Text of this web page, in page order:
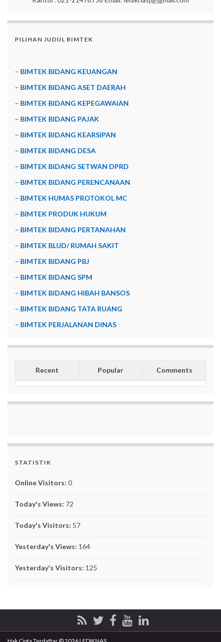
PILIHAN JUDUL BIMTEK
– BIMTEK BIDANG KEUANGAN
– BIMTEK BIDANG ASET DAERAH
– BIMTEK BIDANG KEPEGAWAIAN
– BIMTEK BIDANG PAJAK
– BIMTEK BIDANG KEARSIPAN
– BIMTEK BIDANG DESA
– BIMTEK BIDANG SETWAN DPRD
– BIMTEK BIDANG PERENCANAAN
– BIMTEK HUMAS PROTOKOL MC
– BIMTEK PRODUK HUKUM
– BIMTEK BIDANG PERTANAHAN
– BIMTEK BLUD/ RUMAH SAKIT
– BIMTEK BIDANG PBJ
– BIMTEK BIDANG SPM
– BIMTEK BIDANG HIBAH BANSOS
– BIMTEK BIDANG TATA RUANG
– BIMTEK PERJALANAN DINAS
Recent Popular Comments
STATISTIK
Online Visitors: 0
Today's Views: 72
Today's Visitors: 57
Yesterday's Views: 164
Yesterday's Visitors: 125